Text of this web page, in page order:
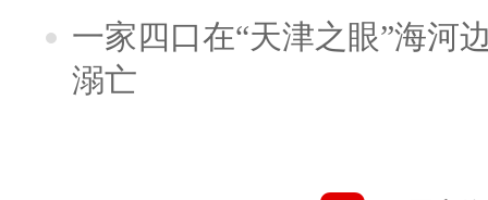
一家四口在“天津之眼”海河
溺亡